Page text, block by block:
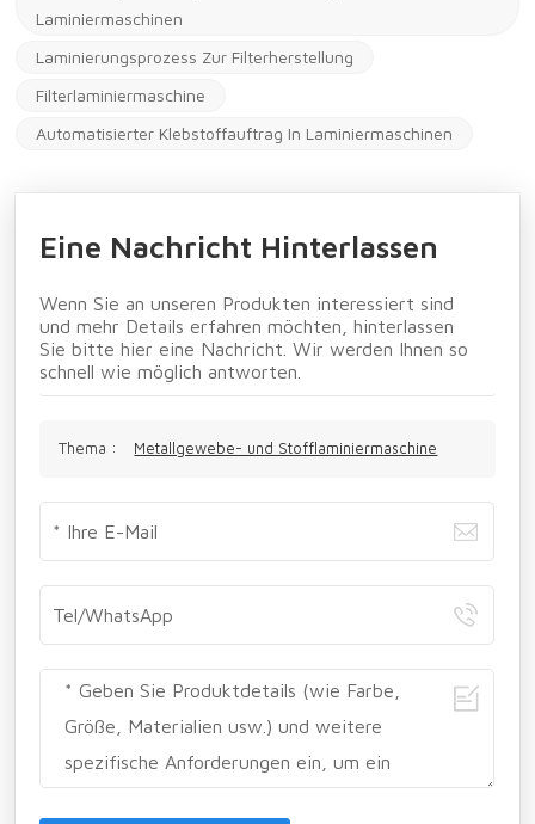
Laminiermaschinen
Laminierungsprozess Zur Filterherstellung
Filterlaminiermaschine
Automatisierter Klebstoffauftrag In Laminiermaschinen
Eine Nachricht Hinterlassen
Wenn Sie an unseren Produkten interessiert sind
und mehr Details erfahren möchten, hinterlassen
Sie bitte hier eine Nachricht. Wir werden Ihnen so
schnell wie möglich antworten.
Thema : Metallgewebe- und Stofflaminiermaschine